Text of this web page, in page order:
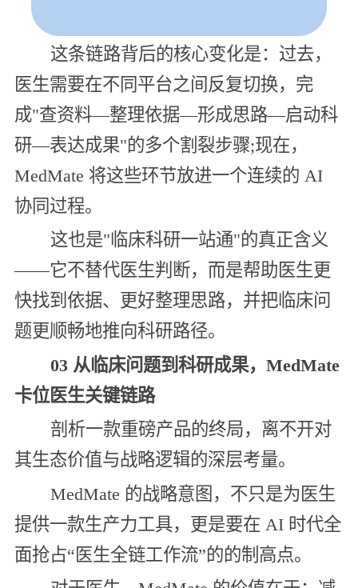
这条链路背后的核心变化是：过去，
医生需要在不同平台之间反复切换，完
成"查资料—整理依据—形成思路—启动科
研—表达成果"的多个割裂步骤;现在，
MedMate 将这些环节放进一个连续的 AI
协同过程。
这也是"临床科研一站通"的真正含义
——它不替代医生判断，而是帮助医生更
快找到依据、更好整理思路，并把临床问
题更顺畅地推向科研路径。
03 从临床问题到科研成果，MedMate
卡位医生关键链路
剖析一款重磅产品的终局，离不开对
其生态价值与战略逻辑的深层考量。
MedMate 的战略意图，不只是为医生
提供一款生产力工具，更是要在 AI 时代全
面抢占“医生全链工作流”的的制高点。